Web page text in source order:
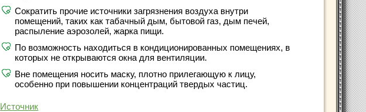
Сократить прочие источники загрязнения воздуха внутри
помещений, таких как табачный дым, бытовой газ, дым печей,
распыление аэрозолей, жарка пищи.
По возможность находиться в кондиционированных помещениях, в
которых не открываются окна для вентиляции.
Вне помещения носить маску, плотно прилегающую к лицу,
особенно при повышении концентраций твердых частиц.
Источник